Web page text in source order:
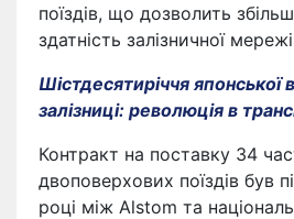
поїздів, що дозволить
здатність залізничної
Шістдесятиріччя японської
залізниці: революція в
Контракт на поставку 34
двоповерхових поїздів був
році між Alstom та